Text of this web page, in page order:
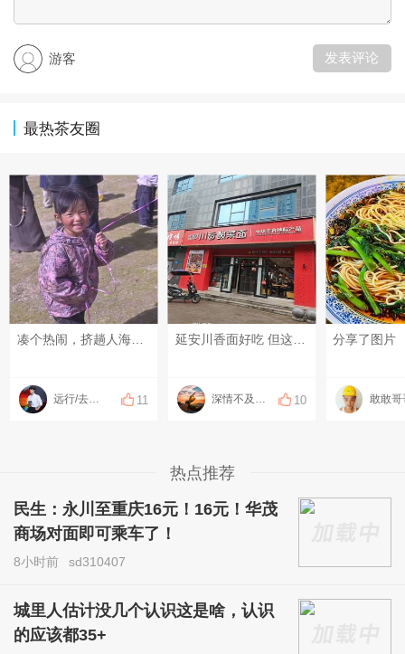
游客 发表评论
最热茶友圈
凑个热闹，挤趟人海……
远行/去邂逅世界 11
延安川香面好吃 但这边小车逆行严重，都乱劈柴#随手拍拍##随便说说#
深情不及长相伴 10
分享了图片
敢敢哥
热点推荐
民生：永川至重庆16元！16元！华茂
商场对面即可乘车了！
8小时前 sd310407
城里人估计没几个认识这是啥，认识
的应该都35+